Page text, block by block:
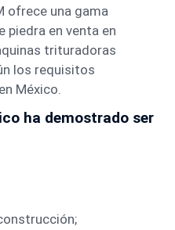
ofrece una gama
en venta en
trituradoras
los requisitos
México.
ha demostrado ser